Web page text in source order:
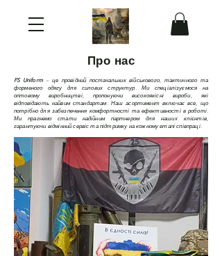
Про нас
FS Uniform –це провідний постачальник військового, тактичного та
форменого одягу для силових структур. Ми спеціалізуємося на
оптовому виробництві, пропонуючи високоякісні вироби, які
відповідають найвим стандартам. Наш асортимент включає все, що
потрібно для забезпечення комфортності та ефективності в роботі.
Ми прагнемо стати надійним партнером для наших клієнтів,
гарантуючи відмінний сервіс та підтримку на кожному етапі співпраці.